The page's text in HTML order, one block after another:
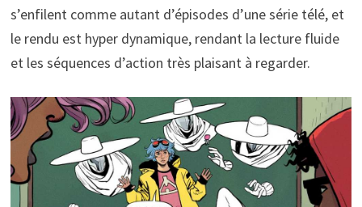
s’enfilent comme autant d’épisodes d’une série télé, et
le rendu est hyper dynamique, rendant la lecture fluide
et les séquences d’action très plaisant à regarder.